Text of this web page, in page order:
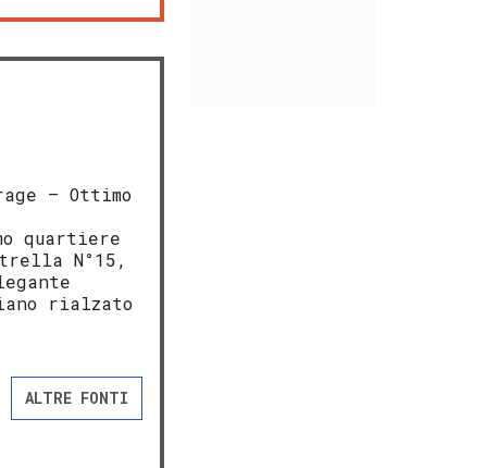
– Ottimo
quartiere
N°15,
rialzato
ALTRE FONTI